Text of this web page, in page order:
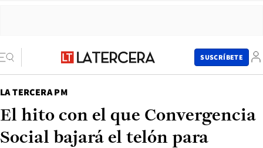
SUSCRÍBETE
LA TERCERA PM
El hito con el que Convergencia
Social bajará el telón para